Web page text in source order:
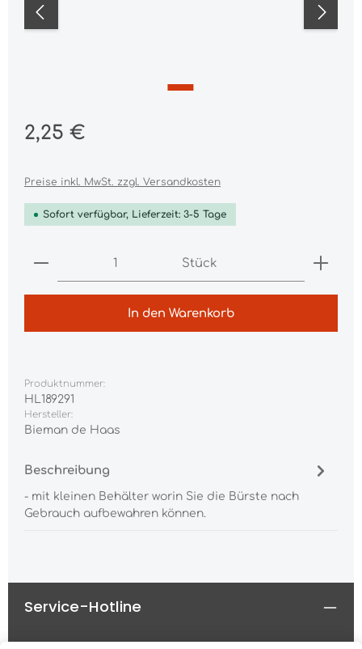
Regulärer Preis:
2,25 €
Preise inkl. MwSt. zzgl. Versandkosten
Sofort verfügbar, Lieferzeit: 3-5 Tage
Produkt Anzahl: Gib den gewünschten
Stück
In den Warenkorb
Produktnummer:
HL189291
Hersteller:
Bieman de Haas
Beschreibung
- mit kleinen Behälter worin Sie die Bürste nach
Gebrauch aufbewahren können.
Service-Hotline